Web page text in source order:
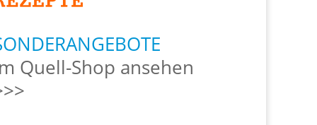
Quell-Shop ansehen